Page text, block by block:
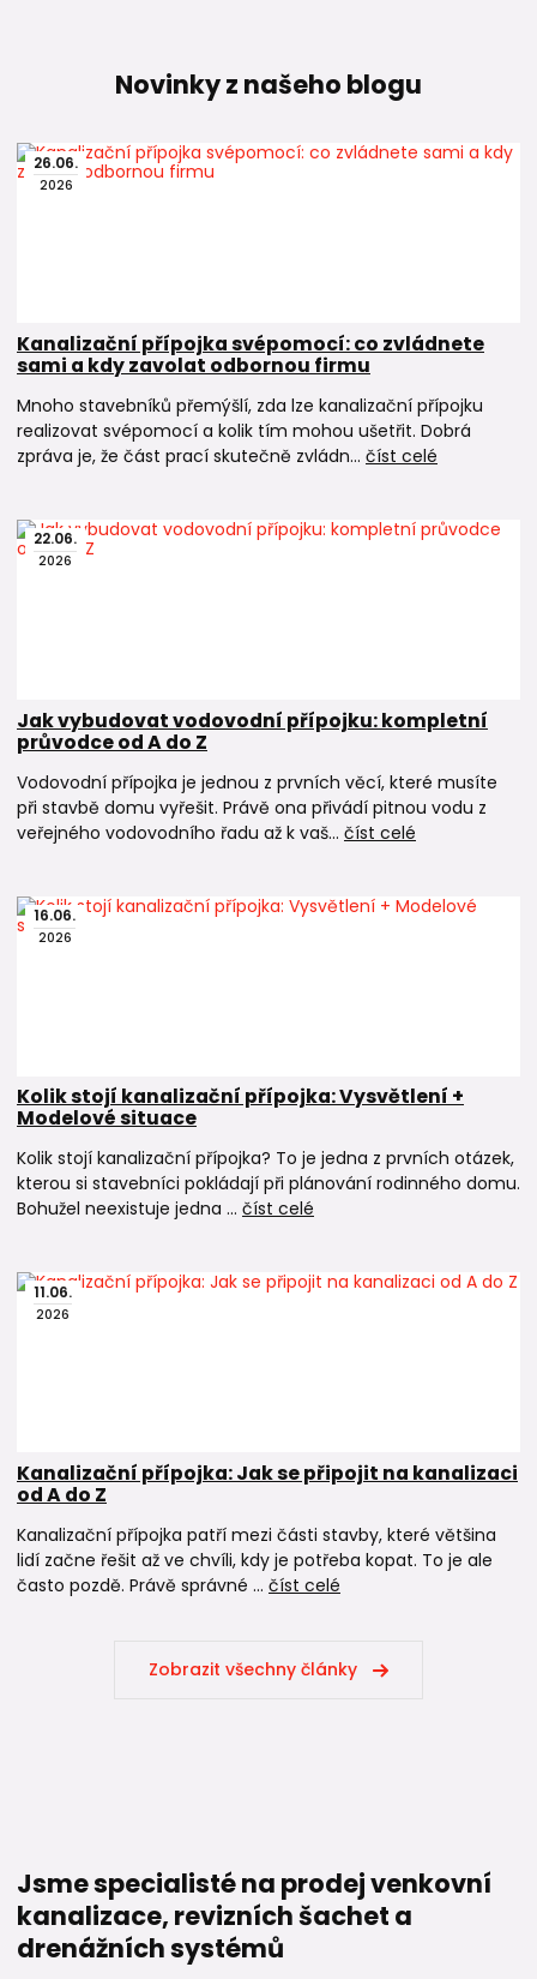
Novinky z našeho blogu
26.06.
2026
Kanalizační přípojka svépomocí: co zvládnete
sami a kdy zavolat odbornou firmu
Mnoho stavebníků přemýšlí, zda lze kanalizační přípojku
realizovat svépomocí a kolik tím mohou ušetřit. Dobrá
zpráva je, že část prací skutečně zvládn... číst celé
22.06.
2026
Jak vybudovat vodovodní přípojku: kompletní
průvodce od A do Z
Vodovodní přípojka je jednou z prvních věcí, které musíte
při stavbě domu vyřešit. Právě ona přivádí pitnou vodu z
veřejného vodovodního řadu až k vaš... číst celé
16.06.
2026
Kolik stojí kanalizační přípojka: Vysvětlení +
Modelové situace
Kolik stojí kanalizační přípojka? To je jedna z prvních otázek,
kterou si stavebníci pokládají při plánování rodinného domu.
Bohužel neexistuje jedna ... číst celé
11.06.
2026
Kanalizační přípojka: Jak se připojit na kanalizaci
od A do Z
Kanalizační přípojka patří mezi části stavby, které většina
lidí začne řešit až ve chvíli, kdy je potřeba kopat. To je ale
často pozdě. Právě správné ... číst celé
Zobrazit všechny články
Jsme specialisté na prodej venkovní
kanalizace, revizních šachet a
drenážních systémů